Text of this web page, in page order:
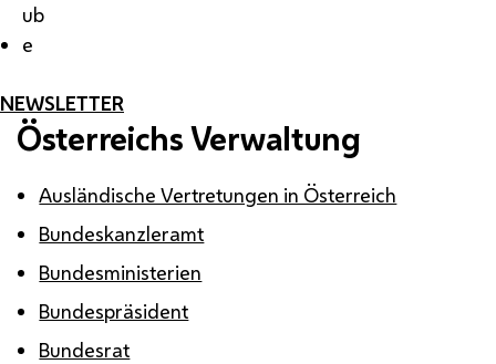
ub
e
NEWSLETTER
Österreichs Verwaltung
Ausländische Vertretungen in Österreich
Bundeskanzleramt
Bundesministerien
Bundespräsident
Bundesrat